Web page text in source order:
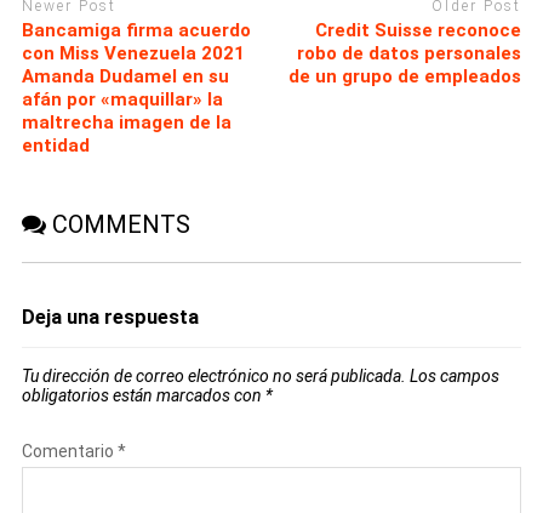
Newer Post
Bancamiga firma acuerdo
con Miss Venezuela 2021
Amanda Dudamel en su
afán por «maquillar» la
maltrecha imagen de la
entidad
Older Post
Credit Suisse reconoce
robo de datos personales
de un grupo de empleados
COMMENTS
Deja una respuesta
Tu dirección de correo electrónico no será publicada. Los campos
obligatorios están marcados con *
Comentario *